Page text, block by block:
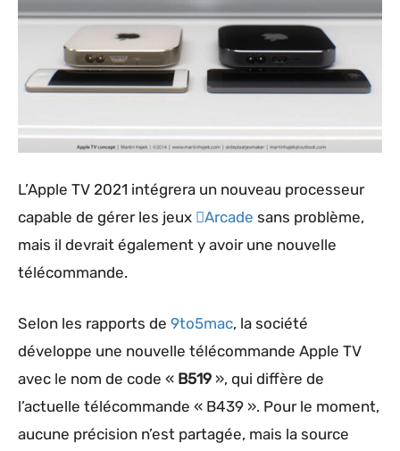
L’Apple TV 2021 intégrera un nouveau processeur
capable de gérer les jeux Arcade sans problème,
mais il devrait également y avoir une nouvelle
télécommande.
Selon les rapports de 9to5mac, la société
développe une nouvelle télécommande Apple TV
avec le nom de code « B519 », qui diffère de
l’actuelle télécommande « B439 ». Pour le moment,
aucune précision n’est partagée, mais la source